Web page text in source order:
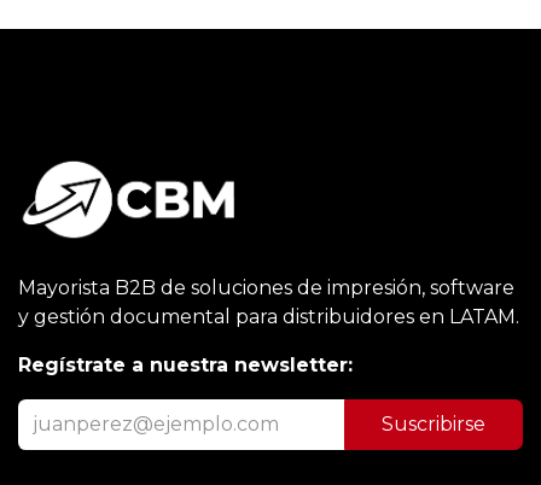
Mayorista B2B de soluciones de impresión, software
y gestión documental para distribuidores en LATAM.
Regístrate a nuestra newsletter:
Suscribirse